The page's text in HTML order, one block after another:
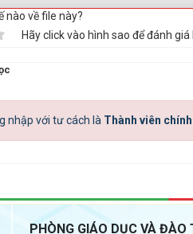
nào về file này?
Hãy click vào hình sao để đánh giá
nhập với tư cách là Thành viên
PHÒNG GIÁO DỤC VÀ ĐÀO